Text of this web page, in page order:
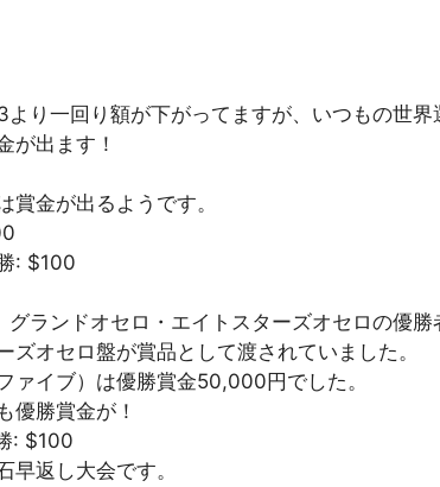
り一回り額が下がってますが、いつもの世界
が出ます！
賞金が出るようです。
: $100
グランドオセロ・エイトスターズオセロの優
ズオセロ盤が賞品として渡されていました。
ァイブ）は優勝賞金50,000円でした。
優勝賞金が！
: $100
早返し大会です。